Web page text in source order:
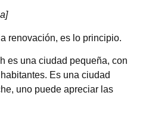
renovación, es lo principio.
es una ciudad pequeña, con
Es una ciudad
uno puede apreciar las